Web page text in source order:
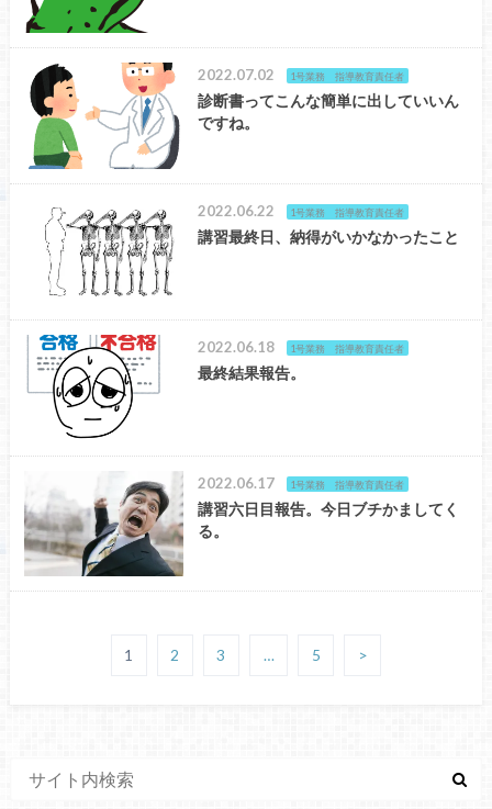
2022.07.02 1号業務 指導教育責任者
診断書ってこんな簡単に出していいん
ですね。
2022.06.22 1号業務 指導教育責任者
講習最終日、納得がいかなかったこと
2022.06.18 1号業務 指導教育責任者
最終結果報告。
2022.06.17 1号業務 指導教育責任者
講習六日目報告。今日ブチかましてく
る。
1 2 3 … 5 >